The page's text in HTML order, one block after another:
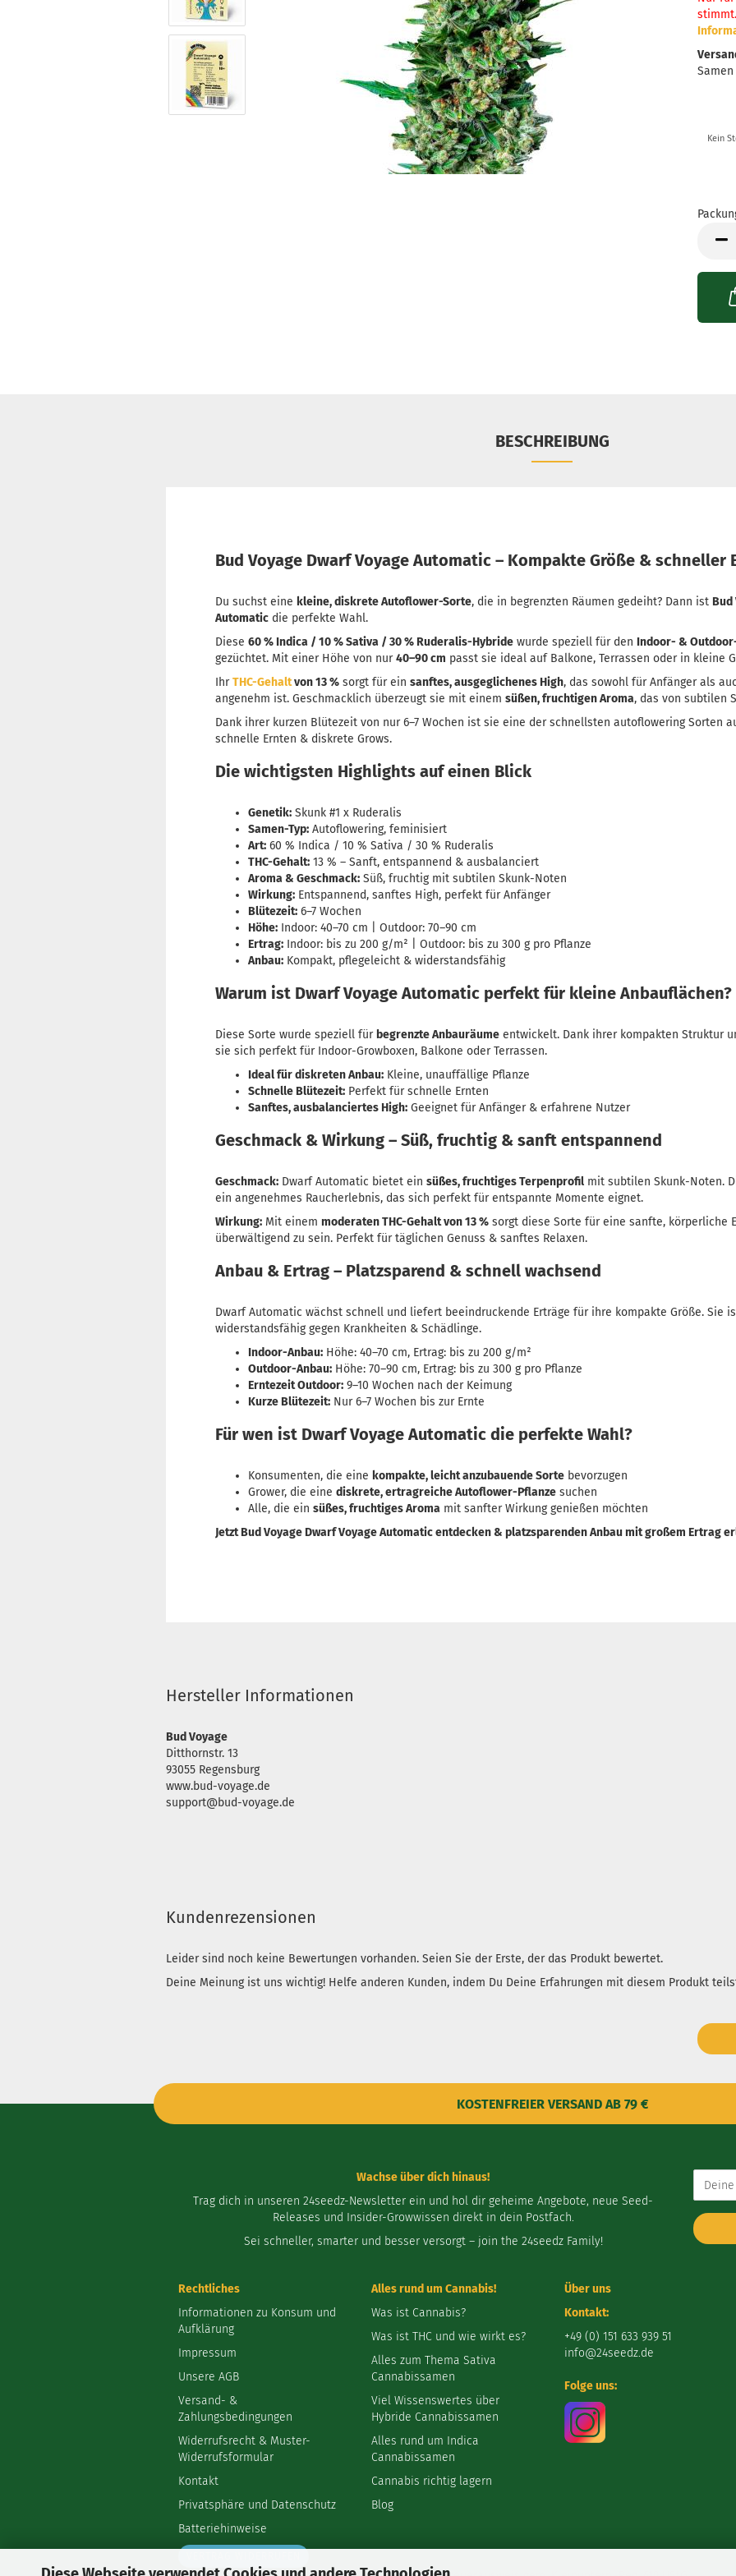
stimmt.
Samen
Kein
Packung
3
BESCHREIBUNG
Bud Voyage Dwarf Voyage Automatic – Kompakte Größe & schneller
Du suchst eine kleine, diskrete Autoflower-Sorte, die in begrenzten Räumen gedeiht? Dann ist Bud
Automatic die perfekte Wahl.
Diese 60 % Indica / 10 % Sativa / 30 % Ruderalis-Hybride wurde speziell für den Indoor- &
gezüchtet. Mit einer Höhe von nur40–90 cm passt sie ideal auf Balkone, Terrassen oder in kleine
IhrTHC-Gehaltvon 13 % sorgt für ein sanftes, ausgeglichenes High, das sowohl für Anfänger als
angenehm ist. Geschmacklich überzeugt sie mit einem süßen, fruchtigen Aroma, das von subtilen
Dank ihrer kurzen Blütezeit von nur 6–7 Wochen ist sie eine der schnellsten autoflowering Sorten
schnelle Ernten & diskrete Grows.
Die wichtigsten Highlights auf einen Blick
Genetik: Skunk #1 x Ruderalis
Samen-Typ: Autoflowering, feminisiert
Art: 60 % Indica / 10 % Sativa / 30 % Ruderalis
THC-Gehalt: 13 % – Sanft, entspannend & ausbalanciert
Aroma & Geschmack: Süß, fruchtig mit subtilen Skunk-Noten
Wirkung: Entspannend, sanftes High, perfekt für Anfänger
Blütezeit: 6–7 Wochen
Höhe: Indoor: 40–70 cm | Outdoor: 70–90 cm
Ertrag: Indoor: bis zu 200 g/m² | Outdoor: bis zu 300 g pro Pflanze
Anbau: Kompakt, pflegeleicht & widerstandsfähig
Warum ist Dwarf Voyage Automatic perfekt für kleine Anbauflächen?
Diese Sorte wurde speziell für begrenzte Anbauräume entwickelt. Dank ihrer kompakten Struktur
sie sich perfekt für Indoor-Growboxen, Balkone oder Terrassen.
Ideal für diskreten Anbau: Kleine, unauffällige Pflanze
Schnelle Blütezeit: Perfekt für schnelle Ernten
Sanftes, ausbalanciertes High: Geeignet für Anfänger & erfahrene Nutzer
Geschmack & Wirkung – Süß, fruchtig & sanft entspannend
Geschmack: Dwarf Automatic bietet ein süßes, fruchtiges Terpenprofil mit subtilen Skunk-Noten.
ein angenehmes Raucherlebnis, das sich perfekt für entspannte Momente eignet.
Wirkung: Mit einem moderaten THC-Gehalt von 13 % sorgt diese Sorte für eine sanfte, körperliche
überwältigend zu sein. Perfekt für täglichen Genuss & sanftes Relaxen.
Anbau & Ertrag – Platzsparend & schnell wachsend
Dwarf Automatic wächst schnell und liefert beeindruckende Erträge für ihre kompakte Größe. Sie
widerstandsfähig gegen Krankheiten & Schädlinge.
Indoor-Anbau: Höhe: 40–70 cm, Ertrag: bis zu 200 g/m²
Outdoor-Anbau: Höhe: 70–90 cm, Ertrag: bis zu 300 g pro Pflanze
Erntezeit Outdoor: 9–10 Wochen nach der Keimung
Kurze Blütezeit: Nur 6–7 Wochen bis zur Ernte
Für wen ist Dwarf Voyage Automatic die perfekte Wahl?
Konsumenten, die eine kompakte, leicht anzubauende Sorte bevorzugen
Grower, die eine diskrete, ertragreiche Autoflower-Pflanze suchen
Alle, die ein süßes, fruchtiges Aroma mit sanfter Wirkung genießen möchten
Jetzt Bud Voyage Dwarf Voyage Automatic entdecken & platzsparenden Anbau mit großem Ertrag
Hersteller Informationen
Bud Voyage
Ditthornstr. 13
93055 Regensburg
www.bud-voyage.de
support@bud-voyage.de
Kundenrezensionen
Leider sind noch keine Bewertungen vorhanden. Seien Sie der Erste, der das Produkt bewertet.
Deine Meinung ist uns wichtig! Helfe anderen Kunden, indem Du Deine Erfahrungen mit diesem Produkt
KOSTENFREIER VERSAND AB 79 €
Wachse über dich hinaus!
Trag dich in unseren 24seedz-Newsletter ein und hol dir geheime Angebote, neue Seed-
Releases und Insider-Growwissen direkt in dein Postfach.
Sei schneller, smarter und besser versorgt – join the 24seedz Family!
Addresse
Rechtliches
Informationen zu Konsum und
Aufklärung
Impressum
Unsere AGB
Versand- &
Zahlungsbedingungen
Widerrufsrecht & Muster-
Widerrufsformular
Kontakt
Privatsphäre und Datenschutz
Batteriehinweise
Alles rund um Cannabis!
Was ist Cannabis?
Was ist THC und wie wirkt es?
Alles zum Thema Sativa
Cannabissamen
Viel Wissenswertes über
Hybride Cannabissamen
Alles rund um Indica
Cannabissamen
Cannabis richtig lagern
Blog
Über uns
Kontakt:
+49 (0) 151 633 939 51
info@24seedz.de
Folge uns: